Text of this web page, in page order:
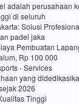
adalah perusahaan
di seluruh
Solusi
padel jaka
Pembuatan
Rp 100 000
› Services
yang
2026
Tinggi